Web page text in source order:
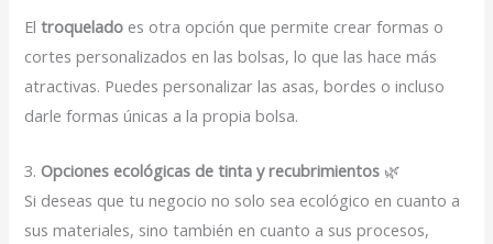
Eltroquelado es otra opción que permite crear formas o
cortes personalizados en las bolsas, lo que las hace más
atractivas. Puedes personalizar las asas, bordes o incluso
darle formas únicas a la propia bolsa.
3. Opciones ecológicas de tinta y recubrimientos 🌿
Si deseas que tu negocio no solo sea ecológico en cuanto a
sus materiales, sino también en cuanto a sus procesos,